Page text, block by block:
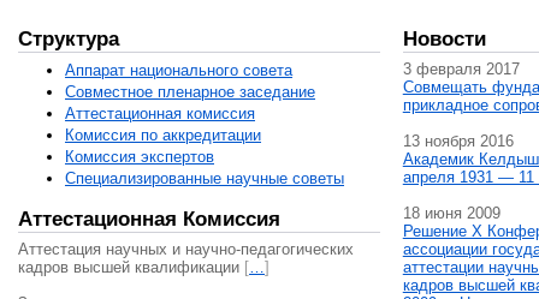
Структура
Аппарат национального совета
Совместное пленарное заседание
Аттестационная комисcия
Комиссия по аккредитации
Комиссия экспертов
Специализированные научные советы
Аттестационная Комиссия
Аттестация научных и научно-педагогических
кадров высшей квалификации […]
Новости
3 февраля 2017
Совмещать
прикладное
13 ноября 2016
Академик
апреля 1931 — 11
18 июня 2009
Решение X
ассоциации
аттестации
кадров высшей